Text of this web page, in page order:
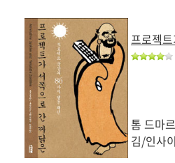
프로젝
톰 드마
김/인사